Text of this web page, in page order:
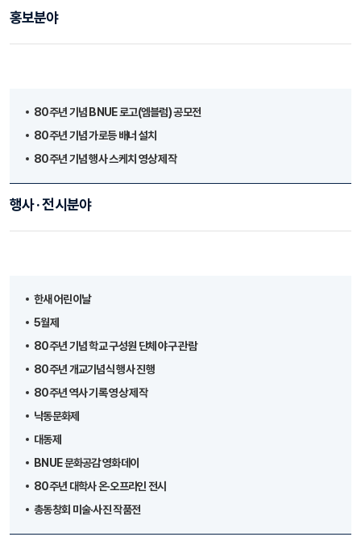
홍보분야
80주년 기념 BNUE 로고(엠블럼) 공모전
80주년 기념 가로등 배너 설치
80주년 기념 행사 스케치 영상 제작
행사 · 전시분야
한새 어린이날
5월제
80주년 기념 학교 구성원 단체 야구 관람
80주년 개교기념식 행사 진행
80주년 역사 기록 영상 제작
낙동문화제
대동제
BNUE 문화공감 영화데이
80주년 대학사 온·오프라인 전시
총동창회 미술·사진 작품전